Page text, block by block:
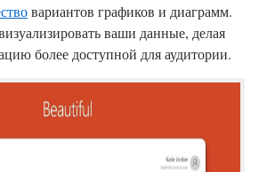
вариантов графиков и диаграмм.
ваши данные, делая
более доступной для аудитории.